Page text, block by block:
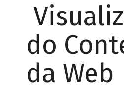
do
da Web